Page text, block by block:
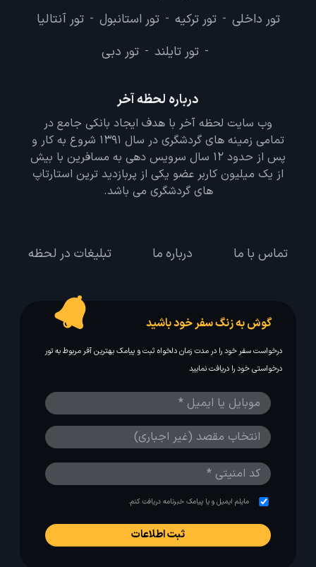
تور داخلی - تور ترکیه - تور استانبول - تور آنتالیا
- تور تایلند - تور دبی
درباره لحظه آخر
وب سایت لحظه آخر با هدف ایجاد بانکی جامع در
تمامی زمینه های گردشگری در سال 1391 شروع به کار و
پس از حدود 12 سال سرویس دهی به مسافرین با بیش
از یک میلیون کاربر عضو یکی از پربازدید ترین استارتاپ
های گردشگری می باشد.
تماس با ما درباره ما تبلیغات در لحظه
گوش به زنگ سفر خود باشید
درخواست سفر خود را در مدت زمان دلخواه ثبت و پیامک بهترین آفر مربوط به تور
درخواستی خود را دریافت نمایید
مایلم ایمیل و یا پیامک خبرنامه دریافت کنم.